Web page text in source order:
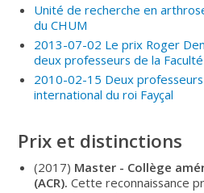
Unité de recherche en
du CHUM
2013-07-02 Le prix Roger
deux professeurs de la
2010-02-15 Deux
international du roi Fayçal
Prix et distinctions
(2017) Master - Collège
(ACR).Cette reconnaissance